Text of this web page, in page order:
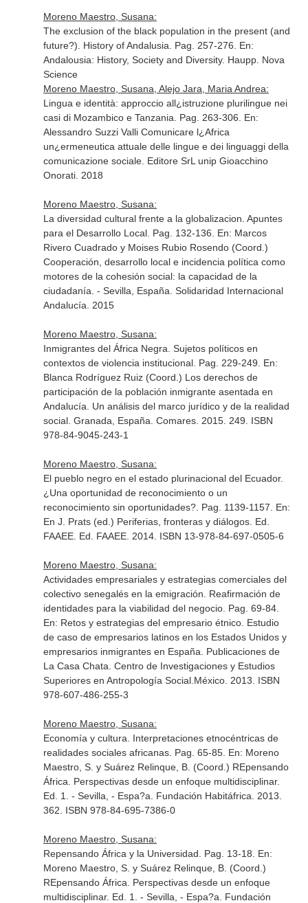
Moreno Maestro, Susana:
The exclusion of the black population in the present (and
future?). History of Andalusia. Pag. 257-276. En:
Andalousia: History, Society and Diversity. Haupp. Nova
Science
Moreno Maestro, Susana, Alejo Jara, Maria Andrea:
Lingua e identità: approccio all¿istruzione plurilingue nei
casi di Mozambico e Tanzania. Pag. 263-306. En:
Alessandro Suzzi Valli Comunicare l¿Africa
un¿ermeneutica attuale delle lingue e dei linguaggi della
comunicazione sociale. Editore SrL unip Gioacchino
Onorati. 2018
Moreno Maestro, Susana:
La diversidad cultural frente a la globalizacion. Apuntes
para el Desarrollo Local. Pag. 132-136. En: Marcos
Rivero Cuadrado y Moises Rubio Rosendo (Coord.)
Cooperación, desarrollo local e incidencia política como
motores de la cohesión social: la capacidad de la
ciudadanía . - Sevilla, España. Solidaridad Internacional
Andalucía. 2015
Moreno Maestro, Susana:
Inmigrantes del África Negra. Sujetos políticos en
contextos de violencia institucional. Pag. 229-249. En:
Blanca Rodríguez Ruiz (Coord.) Los derechos de
participación de la población inmigrante asentada en
Andalucía. Un análisis del marco jurídico y de la realidad
social. Granada, España. Comares. 2015. 249. ISBN
978-84-9045-243-1
Moreno Maestro, Susana:
El pueblo negro en el estado plurinacional del Ecuador.
¿Una oportunidad de reconocimiento o un
reconocimiento sin oportunidades?. Pag. 1139-1157. En:
En J. Prats (ed.) Periferias, fronteras y diálogos. Ed.
FAAEE. Ed. FAAEE. 2014. ISBN 13-978-84-697-0505-6
Moreno Maestro, Susana:
Actividades empresariales y estrategias comerciales del
colectivo senegalés en la emigración. Reafirmación de
identidades para la viabilidad del negocio. Pag. 69-84.
En: Retos y estrategias del empresario étnico. Estudio
de caso de empresarios latinos en los Estados Unidos y
empresarios inmigrantes en España . Publicaciones de
La Casa Chata. Centro de Investigaciones y Estudios
Superiores en Antropología Social.México. 2013. ISBN
978-607-486-255-3
Moreno Maestro, Susana:
Economía y cultura. Interpretaciones etnocéntricas de
realidades sociales africanas. Pag. 65-85. En: Moreno
Maestro, S. y Suárez Relinque, B. (Coord.) REpensando
África. Perspectivas desde un enfoque multidisciplinar.
Ed. 1. - Sevilla, - Espa?a. Fundación Habitáfrica. 2013.
362. ISBN 978-84-695-7386-0
Moreno Maestro, Susana:
Repensando África y la Universidad. Pag. 13-18. En:
Moreno Maestro, S. y Suárez Relinque, B. (Coord.)
REpensando África. Perspectivas desde un enfoque
multidisciplinar. Ed. 1. - Sevilla, - Espa?a. Fundación